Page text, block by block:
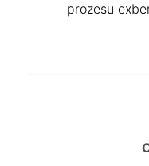
prozesu